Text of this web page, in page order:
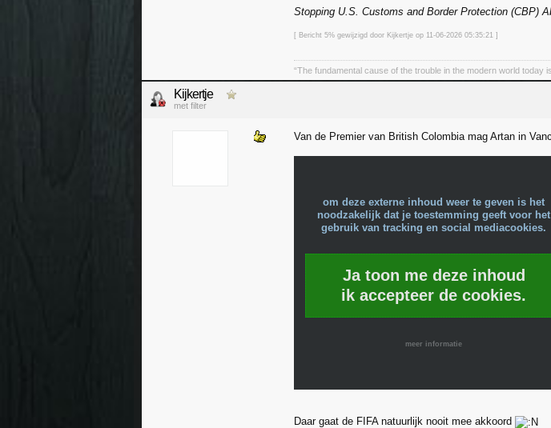
Stopping U.S. Customs and Border Protection (CBP)
[ Bericht 5% gewijzigd door Kijkertje op 11-06-2026 05:35:21 ]
“The fundamental cause of the trouble in the modern world
Kijkertje
met filter
Van de Premier van British Colombia mag Artan in
om deze externe inhoud weer te geven is het
noodzakelijk dat je toestemming geeft voor het
gebruik van tracking en social mediacookies.
Ja toon me deze inhoud
ik accepteer de cookies.
meer informatie
Daar gaat de FIFA natuurlijk nooit mee akkoord